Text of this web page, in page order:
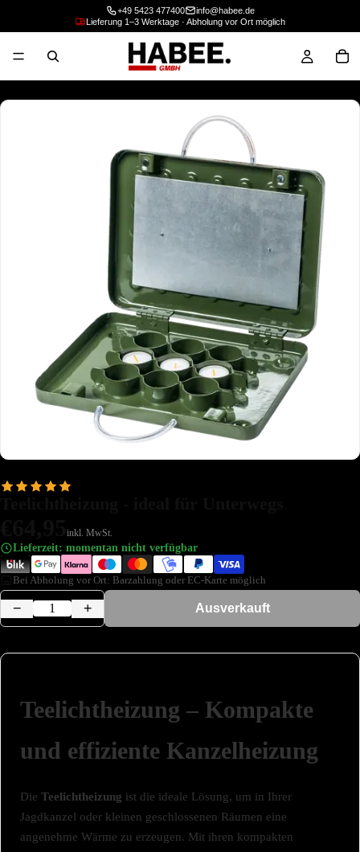
+49 5423 477400
info@habee.de
Lieferung 1–3 Werktage · Abholung vor Ort möglich
inkl. MwSt.
Lieferzeit: momentan nicht verfügbar
Bei Abholung vor Ort: Barzahlung oder EC-Karte möglich
− + Ausverkauft
Teelichtheizung – Kompakte
und effiziente Kanzelheizung
Die Teelichtheizung ist die ideale Lösung, um in Ihrer
Jagdkanzel oder kleinen geschlossenen Räumen eine
angenehme Wärme zu erzeugen. Mit ihren kompakten